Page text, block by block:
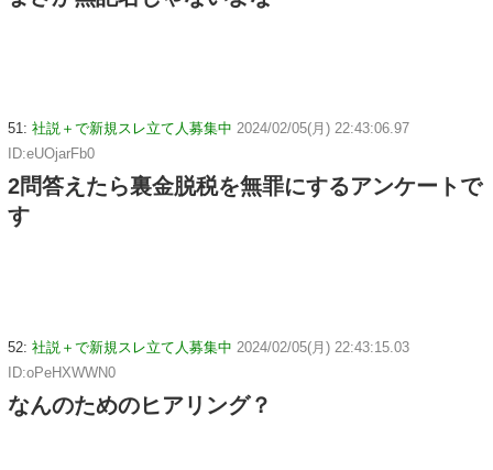
51: 社説＋で新規スレ立て人募集中 2024/02/05(月) 22:43:06.97
ID:eUOjarFb0
2問答えたら裏金脱税を無罪にするアンケートで
す
52: 社説＋で新規スレ立て人募集中 2024/02/05(月) 22:43:15.03
ID:oPeHXWWN0
なんのためのヒアリング？